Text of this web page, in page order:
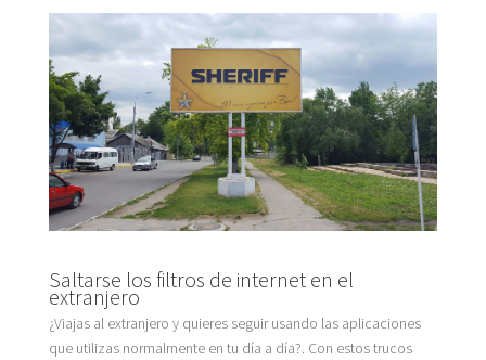
Saltarse los filtros de internet en el
extranjero
¿Viajas al extranjero y quieres seguir usando las aplicaciones
que utilizas normalmente en tu día a día?. Con estos trucos